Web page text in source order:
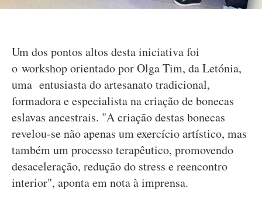
Um dos pontos altos desta iniciativa foi
o workshop orientado por Olga Tim, da Letónia,
uma entusiasta do artesanato tradicional,
formadora e especialista na criação de bonecas
eslavas ancestrais. "A criação destas bonecas
revelou-se não apenas um exercício artístico, mas
também um processo terapêutico, promovendo
desaceleração, redução do stress e reencontro
interior", aponta em nota à imprensa.